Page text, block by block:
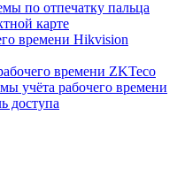
по отпечатку пальца
карте
времени Hikvision
времени ZKTeco
учёта рабочего времени
доступа